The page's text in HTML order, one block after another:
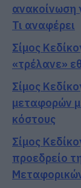
ανακοίνωση
Τι αναφέρει
Σίμος
«τρέλανε»
Σίμος
μεταφορών
κόστους
Σίμος
προεδρείο